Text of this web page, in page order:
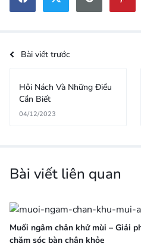
Bài viết trước
Hôi Nách Và Những Điều
Cần Biết
04/12/2023
Bài viết liên quan
Muối ngâm chân khử mùi – Giải
chăm sóc bàn chân khỏe